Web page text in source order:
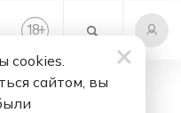
18+
cookies.
сайтом, вы